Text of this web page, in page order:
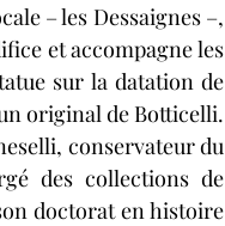
– les Dessaignes –,
et accompagne les
sur la datation de
original de Botticelli.
conservateur du
des collections de
doctorat en histoire